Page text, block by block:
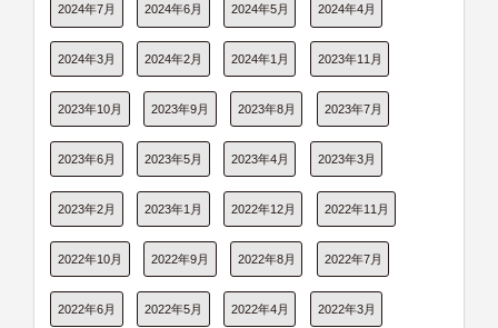
2024年7月 2024年6月 2024年5月 2024年4月
2024年3月 2024年2月 2024年1月 2023年11月
2023年10月 2023年9月 2023年8月 2023年7月
2023年6月 2023年5月 2023年4月 2023年3月
2023年2月 2023年1月 2022年12月 2022年11月
2022年10月 2022年9月 2022年8月 2022年7月
2022年6月 2022年5月 2022年4月 2022年3月